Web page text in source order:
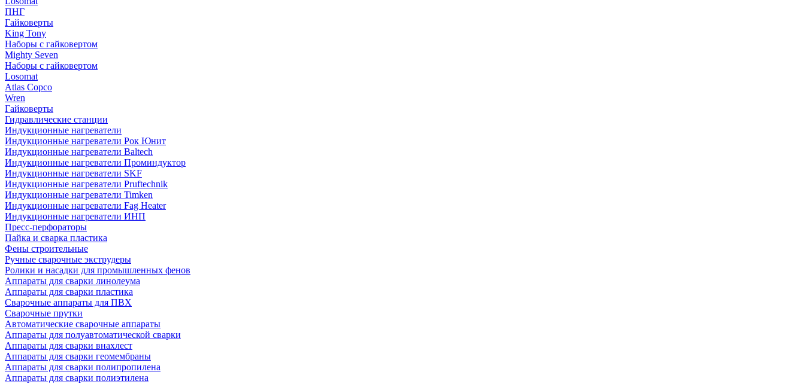
ПНГ
Гайковерты
King Tony
Наборы с гайковертом
Mighty Seven
Наборы с гайковертом
Losomat
Atlas Copco
Wren
Гайковерты
Гидравлические станции
Индукционные нагреватели
Индукционные нагреватели Рок Юнит
Индукционные нагреватели Baltech
Индукционные нагреватели Проминдуктор
Индукционные нагреватели SKF
Индукционные нагреватели Pruftechnik
Индукционные нагреватели Timken
Индукционные нагреватели Fag Heater
Индукционные нагреватели ИНП
Пресс-перфораторы
Пайка и сварка пластика
Фены строительные
Ручные сварочные экструдеры
Ролики и насадки для промышленных фенов
Аппараты для сварки линолеума
Аппараты для сварки пластика
Сварочные аппараты для ПВХ
Сварочные прутки
Автоматические сварочные аппараты
Аппараты для полуавтоматической сварки
Аппараты для сварки внахлест
Аппараты для сварки геомембраны
Аппараты для сварки полипропилена
Аппараты для сварки полиэтилена